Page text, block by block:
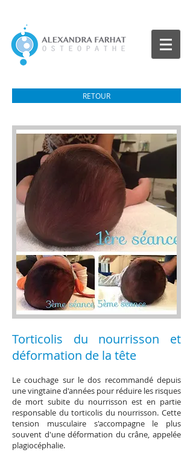
RETOUR
Torticolis du nourrisson et
déformation de la tête
Le couchage sur le dos recommandé depuis
une vingtaine d'années pour réduire les risques
de mort subite du nourrisson est en partie
responsable du torticolis du nourrisson. Cette
tension musculaire s'accompagne le plus
souvent d'une déformation du crâne, appelée
plagiocéphalie.